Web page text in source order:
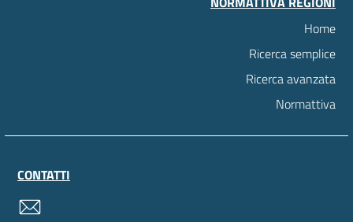
Home
Ricerca semplice
Ricerca avanzata
Normattiva
CONTATTI